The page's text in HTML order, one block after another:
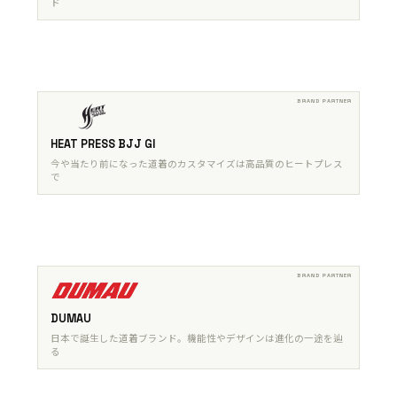
HEAT PRESS BJJ GI
今や当たり前になった道着のカスタマイズは高品質のヒートプレス
で
DUMAU
日本で誕生した道着ブランド。機能性やデザインは進化の一途を辿
る